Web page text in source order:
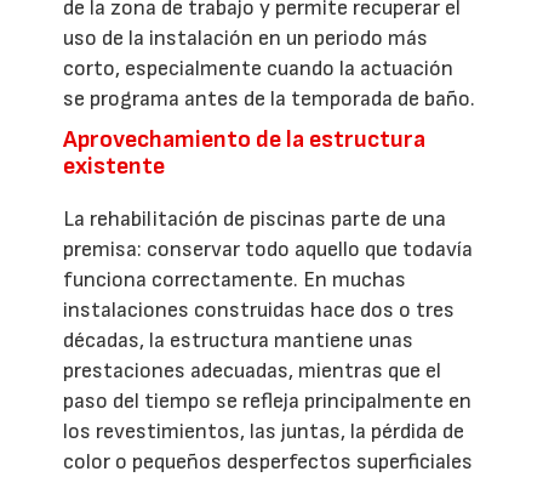
de la zona de trabajo y permite recuperar el
uso de la instalación en un periodo más
corto, especialmente cuando la actuación
se programa antes de la temporada de baño.
Aprovechamiento de la estructura
existente
La rehabilitación de piscinas parte de una
premisa: conservar todo aquello que todavía
funciona correctamente. En muchas
instalaciones construidas hace dos o tres
décadas, la estructura mantiene unas
prestaciones adecuadas, mientras que el
paso del tiempo se refleja principalmente en
los revestimientos, las juntas, la pérdida de
color o pequeños desperfectos superficiales